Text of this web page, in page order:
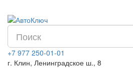
+7 977 250-01-01
г. Клин, Ленинградское ш., 8